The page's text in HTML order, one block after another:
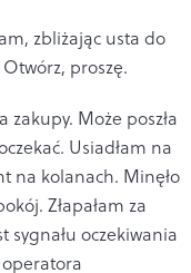
zbliżając usta do
proszę.
zakupy. Może poszła
Usiadłam na
na kolanach. Minęło
Złapałam za
sygnału oczekiwania
operatora